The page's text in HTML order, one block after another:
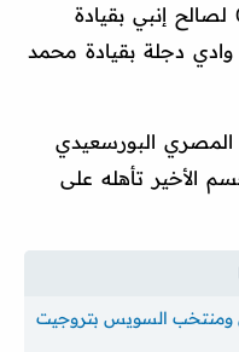
السلبي 0-0، ليصبح الإجمالي 1-0 لصالح إنبي بقيادة
دجلة بقيادة محمد
المصري البورسعيدي
الأخير تأهله على
ومنتخب السويس بتروجيت